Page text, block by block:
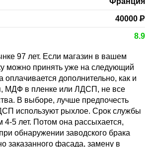
40000Р
8.9
97 лет. Если магазин в вашем
можно принять уже на следующий
оплачивается дополнительно, как и
МДФ в пленке или ЛДСП, не все
В выборе, лучше предпочесть
используют рыхлое. Срок службы
4-5 лет. Потом она рассыхается,
обнаружении заводского брака
заказанного фасада, замену в